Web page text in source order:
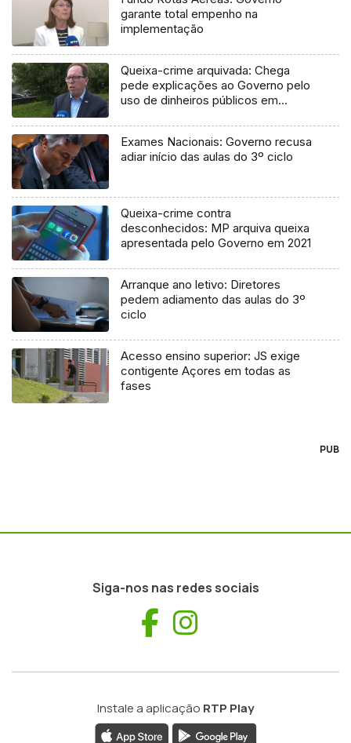
garante total empenho na
implementação
Queixa-crime arquivada: Chega
pede explicações ao Governo pelo
uso de dinheiros públicos em
Exames Nacionais: Governo recusa
adiar início das aulas do 3º ciclo
Queixa-crime contra
desconhecidos: MP arquiva queixa
apresentada pelo Governo em 2021
Arranque ano letivo: Diretores
pedem adiamento das aulas do 3º
ciclo
Acesso ensino superior: JS exige
contigente Açores em todas as
fases
PUB
Siga-nos nas redes sociais
Facebook
Instale a aplicação RTP Play